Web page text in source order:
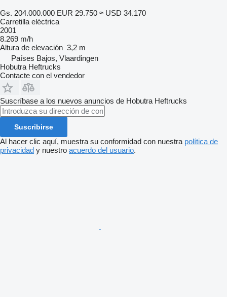
Gs. 204.000.000 EUR 29.750 ≈ USD 34.170
Carretilla eléctrica
2001
8.269 m/h
Altura de elevación 3,2 m
Países Bajos, Vlaardingen
Hobutra Heftrucks
Contacte con el vendedor
Suscríbase a los nuevos anuncios de Hobutra Heftrucks
Suscribirse
Al hacer clic aquí, muestra su conformidad con nuestra política de
privacidad y nuestro acuerdo del usuario.